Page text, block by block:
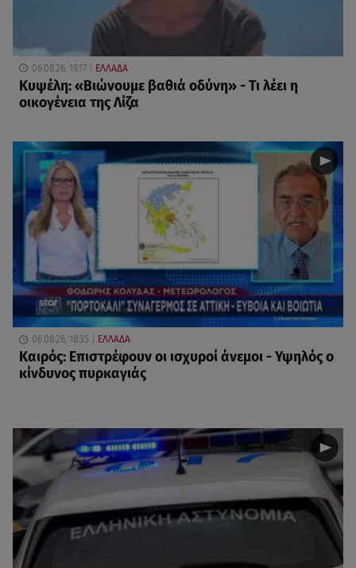
06.08.26, 19:17 ΕΛΛΑΔΑ
Κυψέλη: «Βιώνουμε βαθιά οδύνη» - Τι λέει η
οικογένεια της Λίζα
06.08.26, 18:35 ΕΛΛΑΔΑ
Καιρός: Επιστρέφουν οι ισχυροί άνεμοι - Υψηλός ο
κίνδυνος πυρκαγιάς